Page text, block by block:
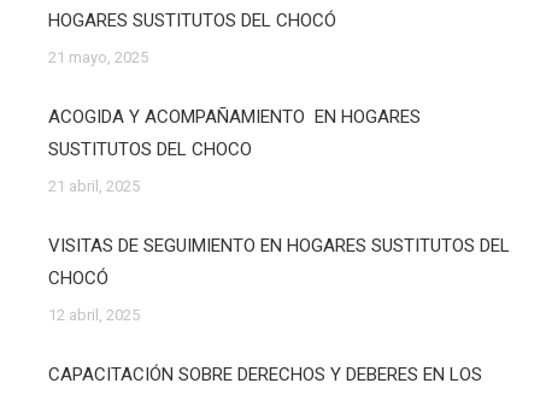
HOGARES SUSTITUTOS DEL CHOCÓ
21 mayo, 2025
ACOGIDA Y ACOMPAÑAMIENTO EN HOGARES
SUSTITUTOS DEL CHOCO
21 abril, 2025
VISITAS DE SEGUIMIENTO EN HOGARES SUSTITUTOS DEL
CHOCÓ
12 abril, 2025
CAPACITACIÓN SOBRE DERECHOS Y DEBERES EN LOS